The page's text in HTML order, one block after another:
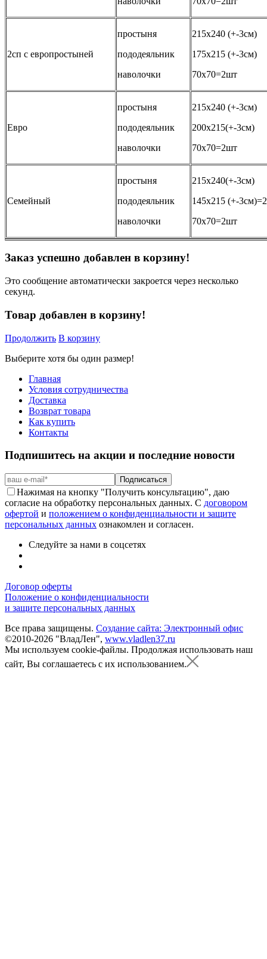
2сп с европростыней
простыня
пододеяльник
наволочки
215х240 (+-3см)
175х215 (+-3см)
70х70=2шт
Евро
простыня
пододеяльник
наволочки
215х240 (+-3см)
200х215(+-3см)
70х70=2шт
Семейный
простыня
пододеяльник
наволочки
215х240(+-3см)
145х215 (+-
70х70=2шт
Заказ успешно добавлен в корзину!
Это сообщение автоматически закроется через несколько
секунд.
Товар добавлен в корзину!
Продолжить В корзину
Выберите хотя бы один размер!
Главная
Условия сотрудничества
Доставка
Возврат товара
Как купить
Контакты
Подпишитесь на акции и последние новости
Подписаться
Нажимая на кнопку "Получить консультацию", даю
согласие на обработку персональных данных. С договором
офертой и положением о конфиденциальности и защите
персональных данных ознакомлен и согласен.
Следуйте за нами в соцсетях
Договор оферты
Положение о конфиденциальности
и защите персональных данных
Все права защищены. Создание сайта: Электронный офис
©2010-2026 "ВладЛен", www.vladlen37.ru
Мы используем cookie-файлы. Продолжая использовать наш
сайт, Вы соглашаетесь с их использованием.